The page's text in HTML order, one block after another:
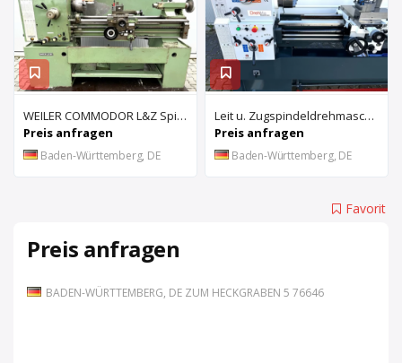
WEILER COMMODOR L&Z Spindeldrehmaschine
Preis anfragen
Baden-Württemberg, DE
Leit u. Zugspindeldrehmaschine "DREHMA - D410x1500mm
Preis anfragen
Baden-Württemberg, DE
Favorit
Preis anfragen
BADEN-WÜRTTEMBERG, DE ZUM HECKGRABEN 5 76646